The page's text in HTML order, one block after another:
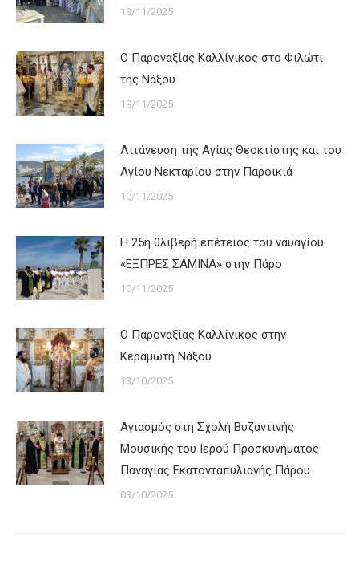
19/11/2025
Ο Παροναξίας Καλλίνικος στο Φιλώτι
της Νάξου
19/11/2025
Λιτάνευση της Αγίας Θεοκτίστης και του
Αγίου Νεκταρίου στην Παροικιά
10/11/2025
Η 25η θλιβερή επέτειος του ναυαγίου
«ΕΞΠΡΕΣ ΣΑΜΙΝΑ» στην Πάρο
10/11/2025
Ο Παροναξίας Καλλίνικος στην
Κεραμωτή Νάξου
13/10/2025
Αγιασμός στη Σχολή Βυζαντινής
Μουσικής του Ιερού Προσκυνήματος
Παναγίας Εκατονταπυλιανής Πάρου
03/10/2025